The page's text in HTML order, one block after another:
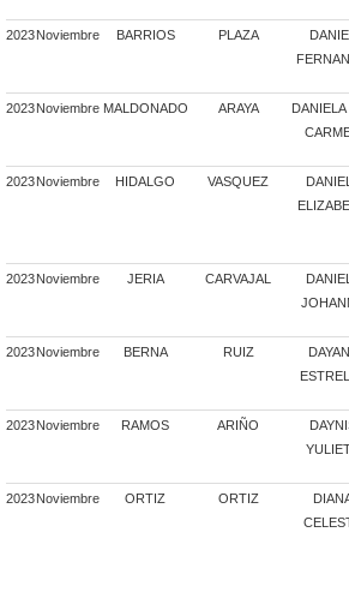
2023Noviembre BARRIOS PLAZA
2023Noviembre MALDONADO ARAYA
DANIELA
2023Noviembre HIDALGO VASQUEZ
2023Noviembre JERIA CARVAJAL
2023Noviembre BERNA RUIZ
2023Noviembre RAMOS ARIÑO
2023Noviembre ORTIZ ORTIZ